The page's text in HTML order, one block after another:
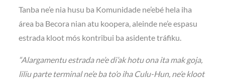
Tanba ne’e nia husu ba Komunidade ne’ebé hela iha
área ba Becora nian atu koopera, aleinde ne’e espasu
estrada kloot mós kontribui ba asidente tráfiku.
“Alargamentu estrada ne’e di’ak hotu ona ita mak goja,
liliu parte terminal ne’e ba to’o iha Culu-Hun, ne’e kloot